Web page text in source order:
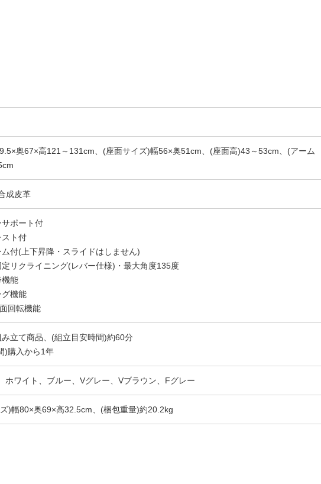
奥67×高121～131cm、(座面サイズ)幅56×奥51cm、(座面高)43～53cm、(アーム
成皮革
ポート付
ト付
付(上下昇降・スライドはしません)
リクライニング(レバー仕様)・最大角度135度
機能
機能
回転機能
立て商品、(組立目安時間)約60分
)購入から1年
ホワイト、ブルー、Vグレー、Vブラウン、Fグレー
)幅80×奥69×高32.5cm、(梱包重量)約20.2kg